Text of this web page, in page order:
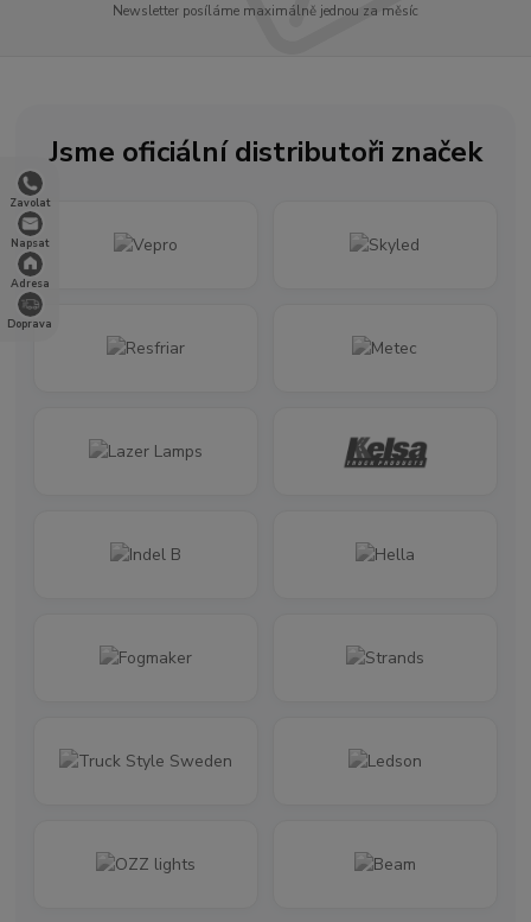
Zavolat
Napsat
Adresa
Doprava
Newsletter posíláme maximálně jednou za měsíc
Jsme oficiální distributoři značek